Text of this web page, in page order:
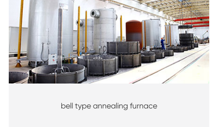
bell type annealing furnace